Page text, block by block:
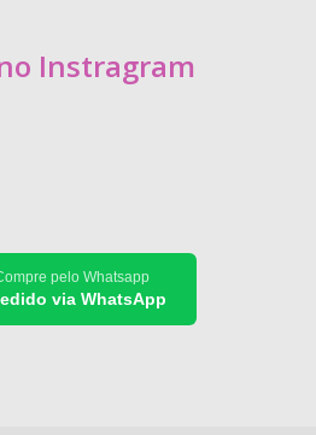
Instragram
pelo Whatsapp
via WhatsApp